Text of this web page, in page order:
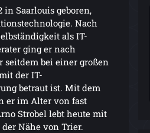
in Saarlouis geboren,
Nach
als IT-
ging er nach
seitdem bei einer großen
der IT-
betraut ist. Mit dem
er im Alter von fast
Strobel lebt heute mit
Nähe von Trier.